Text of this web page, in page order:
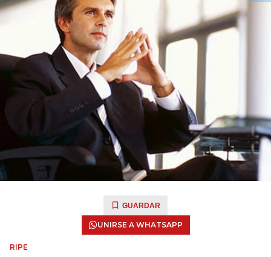
GUARDAR
UNIRSE A WHATSAPP
RIPE